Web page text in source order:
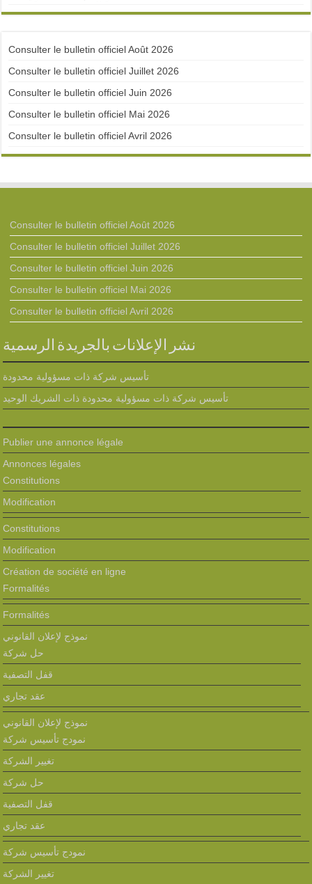
Consulter le bulletin officiel Août 2026
Consulter le bulletin officiel Juillet 2026
Consulter le bulletin officiel Juin 2026
Consulter le bulletin officiel Mai 2026
Consulter le bulletin officiel Avril 2026
Consulter le bulletin officiel Août 2026
Consulter le bulletin officiel Juillet 2026
Consulter le bulletin officiel Juin 2026
Consulter le bulletin officiel Mai 2026
Consulter le bulletin officiel Avril 2026
نشر الإعلانات بالجريدة الرسمية
تأسيس شركة ذات مسؤولية محدودة
تأسيس شركة ذات مسؤولية محدودة ذات الشريك الوحيد
Publier une annonce légale
Annonces légales
Constitutions
Modification
Constitutions
Modification
Création de société en ligne
Formalités
Formalités
نموذج لإعلان القانوني
حل شركة
قفل التصفية
عقد تجاري
نموذج لإعلان القانوني
نمودج تأسيس شركة
تغيير الشركة
حل شركة
قفل التصفية
عقد تجاري
نمودج تأسيس شركة
تغيير الشركة